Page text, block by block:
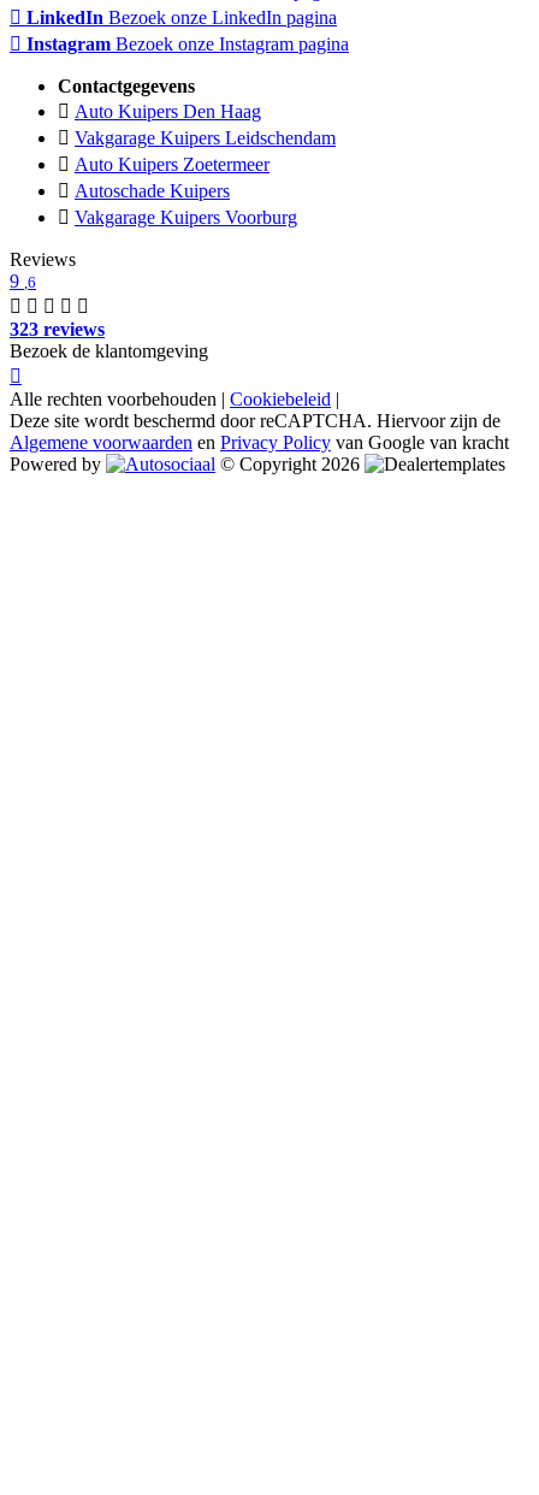
LinkedIn Bezoek onze LinkedIn pagina
Instagram Bezoek onze Instagram pagina
Contactgegevens
Auto Kuipers Den Haag
Vakgarage Kuipers Leidschendam
Auto Kuipers Zoetermeer
Autoschade Kuipers
Vakgarage Kuipers Voorburg
Reviews
9 ,6
323 reviews
Bezoek de klantomgeving
Alle rechten voorbehouden | Cookiebeleid |
Deze site wordt beschermd door reCAPTCHA. Hiervoor zijn de
Algemene voorwaarden en Privacy Policy van Google van kracht
Powered by
© Copyright 2026